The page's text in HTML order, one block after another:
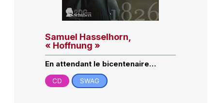
Samuel Hasselhorn,
« Hoffnung »
En attendant le bicentenaire…
CD SWAG